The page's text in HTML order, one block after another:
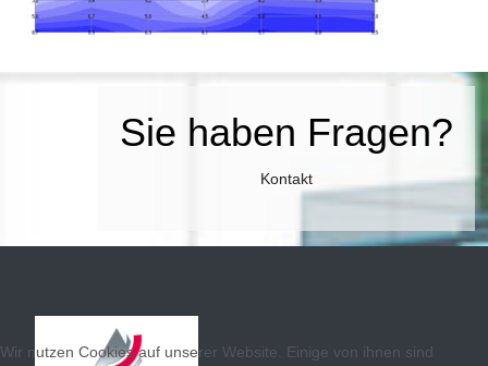
Sie haben Fragen?
Kontakt
Wir nutzen Cookies auf unserer Website. Einige von ihnen sind